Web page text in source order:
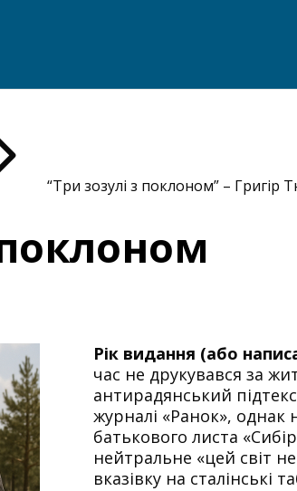
“Три зозулі з поклоном” – Григір
Рік видання (або
час не друкувався за
антирадянський
журналі «Ранок», однак
батькового листа
нейтральне «цей світ
вказівку на сталінські